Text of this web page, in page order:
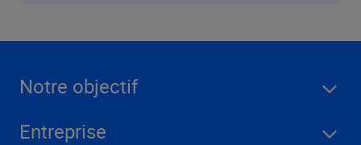
Notre objectif
Entreprise